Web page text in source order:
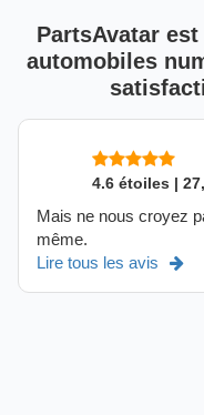
PartsAvatar
automobiles
4.6 étoiles |
Mais ne nous croyez
même.
Lire tous les avis